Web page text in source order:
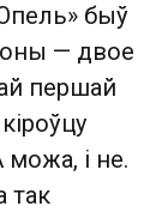
быў
— двое
першай
і не.
так